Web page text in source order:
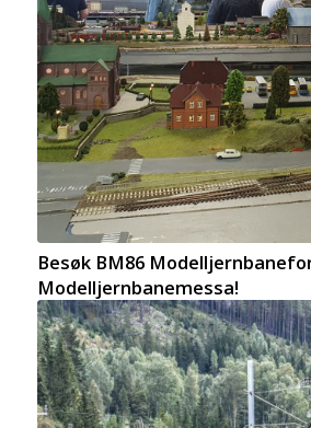
Besøk BM86
Modelljernbanemessa!